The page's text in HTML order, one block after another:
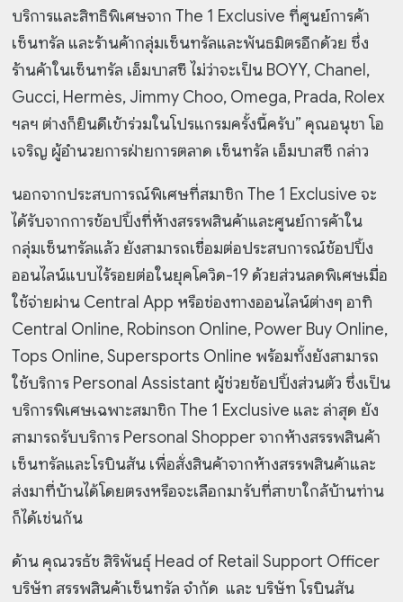
บริการและสิทธิพิเศษจาก The 1 Exclusive ที่ศูนย์การค้า
เซ็นทรัล และร้านค้ากลุ่มเซ็นทรัลและพันธมิตรอีกด้วย ซึ่ง
ร้านค้าในเซ็นทรัล เอ็มบาสซี ไม่ว่าจะเป็น BOYY, Chanel,
Gucci, Hermès, Jimmy Choo, Omega, Prada, Rolex
ฯลฯ ต่างก็ยินดีเข้าร่วมในโปรแกรมครั้งนี้ครับ” คุณอนุชา โอ
เจริญ ผู้อำนวยการฝ่ายการตลาด เซ็นทรัล เอ็มบาสซี กล่าว
นอกจากประสบการณ์พิเศษที่สมาชิก The 1 Exclusive จะ
ได้รับจากการช้อปปิ้งที่ห้างสรรพสินค้าและศูนย์การค้าใน
กลุ่มเซ็นทรัลแล้ว ยังสามารถเชื่อมต่อประสบการณ์ช้อปปิ้ง
ออนไลน์แบบไร้รอยต่อในยุคโควิด-19 ด้วยส่วนลดพิเศษเมื่อ
ใช้จ่ายผ่าน Central App หรือช่องทางออนไลน์ต่างๆ อาทิ
Central Online, Robinson Online, Power Buy Online,
Tops Online, Supersports Online พร้อมทั้งยังสามารถ
ใช้บริการ Personal Assistant ผู้ช่วยช้อปปิ้งส่วนตัว ซึ่งเป็น
บริการพิเศษเฉพาะสมาชิก The 1 Exclusive และ ล่าสุด ยัง
สามารถรับบริการ Personal Shopper จากห้างสรรพสินค้า
เซ็นทรัลและโรบินสัน เพื่อสั่งสินค้าจากห้างสรรพสินค้าและ
ส่งมาที่บ้านได้โดยตรงหรือจะเลือกมารับที่สาขาใกล้บ้านท่าน
ก็ได้เช่นกัน
ด้าน คุณวรธัช สิริพันธุ์ Head of Retail Support Officer
บริษัท สรรพสินค้าเซ็นทรัล จำกัด และ บริษัท โรบินสัน